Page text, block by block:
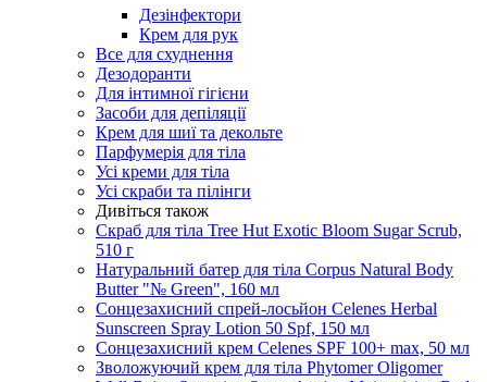
Дезінфектори
Крем для рук
Все для схуднення
Дезодоранти
Для інтимної гігієни
Засоби для депіляції
Крем для шиї та декольте
Парфумерія для тіла
Усі креми для тіла
Усі скраби та пілінги
Дивіться також
Скраб для тіла Tree Hut Exotic Bloom Sugar Scrub,
510 г
Натуральний батер для тіла Corpus Natural Body
Butter "№ Green", 160 мл
Сонцезахисний спрей-лосьйон Celenes Herbal
Sunscreen Spray Lotion 50 Spf, 150 мл
Сонцезахисний крем Celenes SPF 100+ max, 50 мл
Зволожуючий крем для тіла Phytomer Oligomer